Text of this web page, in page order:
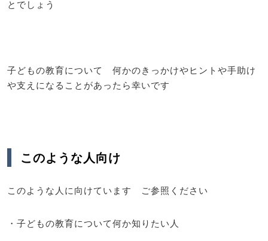
とでしょう
子どもの教育について 何かのきっかけやヒントや手助け
や支えになることがあったら幸いです
このような人向け
このような人に向けています ご参照ください
・子どもの教育について何か知りたい人